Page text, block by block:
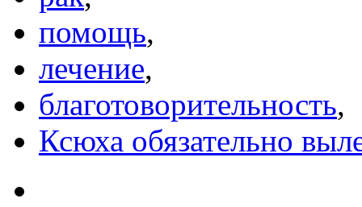
помощь,
лечение,
благотоворительность,
Ксюха обязательно